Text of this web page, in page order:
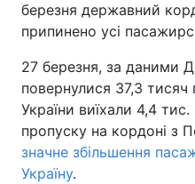
березня державний
припинено усі
27 березня, за даними
повернулися 37,3
України виїхали 4,4
пропуску на кордоні з
значне збільшення
Україну.